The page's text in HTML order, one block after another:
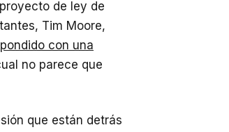
de ley de
Tim Moore,
con una
no parece que
que están detrás